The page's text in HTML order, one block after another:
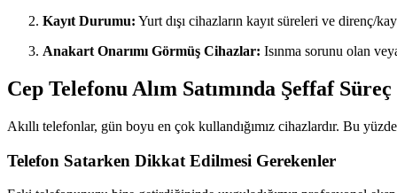
Kayıt Durumu: Yurt dışı cihazların kayıt süreleri ve direnç/
Anakart Onarımı Görmüş Cihazlar: Isınma sorunu olan
Cep Telefonu Alım Satımında Şeffaf Süreç
Akıllı telefonlar, gün boyu en çok kullandığımız cihazlardır. Bu
Telefon Satarken Dikkat Edilmesi Gerekenler